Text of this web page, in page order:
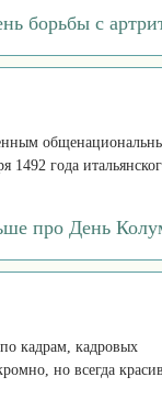
борьбы с
1492 года
про День
кадрам, кадровых
но всегда